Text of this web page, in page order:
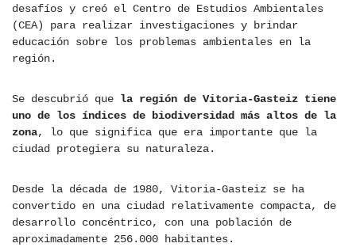
desafíos y creó el Centro de Estudios Ambientales
(CEA) para realizar investigaciones y brindar
educación sobre los problemas ambientales en la
región.
Se descubrió que la región de Vitoria-Gasteiz tiene
uno de los índices de biodiversidad más altos de la
zona, lo que significa que era importante que la
ciudad protegiera su naturaleza.
Desde la década de 1980, Vitoria-Gasteiz se ha
convertido en una ciudad relativamente compacta, de
desarrollo concéntrico, con una población de
aproximadamente 256.000 habitantes.